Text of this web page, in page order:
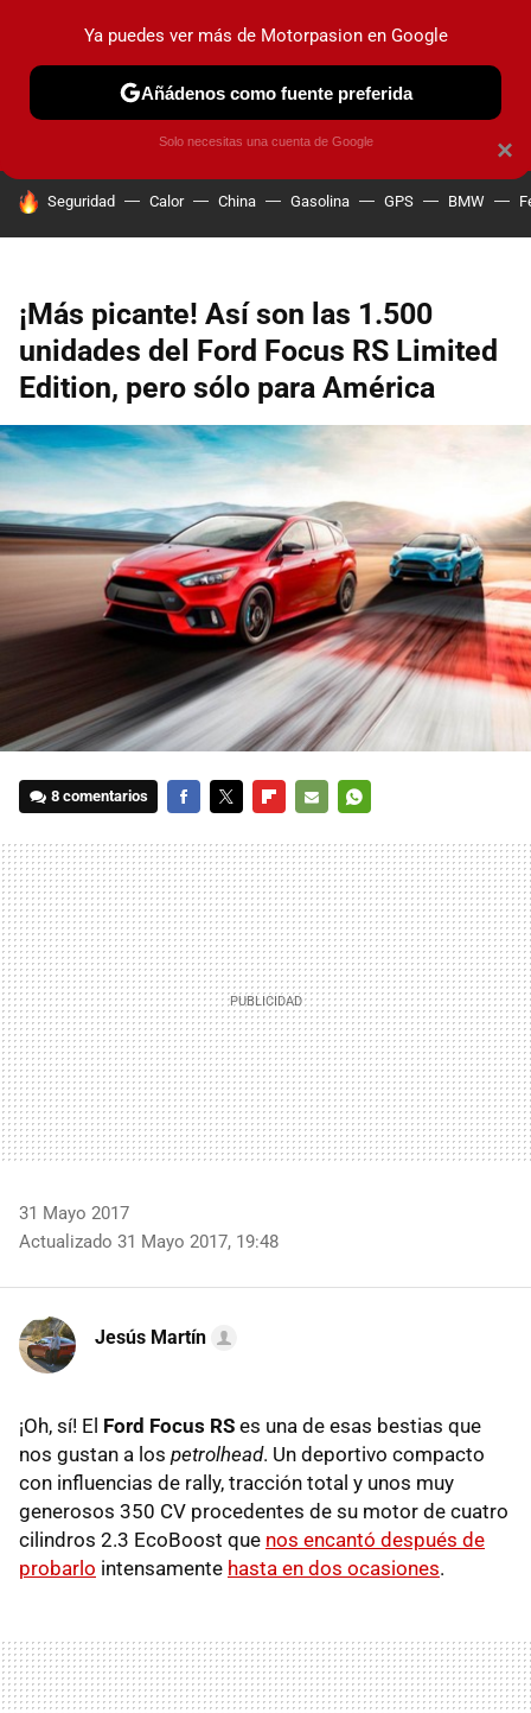
PRUEBAS COCHES ELÉCTRICOS OBSERVATORIO
HOY SE HABLA DE
Seguridad Calor China Gasolina GPS BMW
¡Más picante! Así son las 1.500
unidades del Ford Focus RS Limited
Edition, pero sólo para América
8 comentarios
MAIL
31 Mayo 2017
Actualizado 31 Mayo 2017, 19:48
Jesús Martín
¡Oh, sí! El Ford Focus RS es una de esas bestias que
nos gustan a los petrolhead. Un deportivo compacto
con influencias de rally, tracción total y unos muy
generosos 350 CV procedentes de su motor de cuatro
cilindros 2.3 EcoBoost que nos encantó después de
probarlo intensamente hasta en dos ocasiones.
×
Ya puedes ver más de Motorpasion en Google
Añádenos como fuente preferida
Solo necesitas una cuenta de Google